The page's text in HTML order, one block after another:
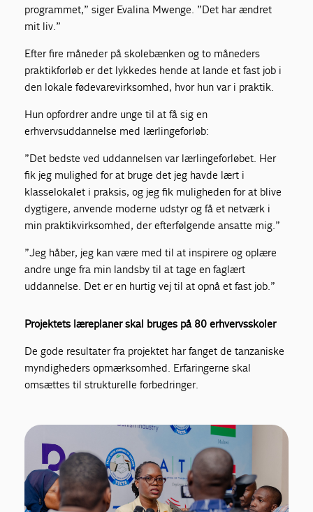
programmet,” siger Evalina Mwenge. ”Det har ændret
mit liv.”
Efter fire måneder på skolebænken og to måneders
praktikforløb er det lykkedes hende at lande et fast job i
den lokale fødevarevirksomhed, hvor hun var i praktik.
Hun opfordrer andre unge til at få sig en
erhvervsuddannelse med lærlingeforløb:
”Det bedste ved uddannelsen var lærlingeforløbet. Her
fik jeg mulighed for at bruge det jeg havde lært i
klasselokalet i praksis, og jeg fik muligheden for at blive
dygtigere, anvende moderne udstyr og få et netværk i
min praktikvirksomhed, der efterfølgende ansatte mig.”
”Jeg håber, jeg kan være med til at inspirere og oplære
andre unge fra min landsby til at tage en faglært
uddannelse. Det er en hurtig vej til at opnå et fast job.”
Projektets læreplaner skal bruges på 80 erhvervsskoler
De gode resultater fra projektet har fanget de tanzaniske
myndigheders opmærksomhed. Erfaringerne skal
omsættes til strukturelle forbedringer.